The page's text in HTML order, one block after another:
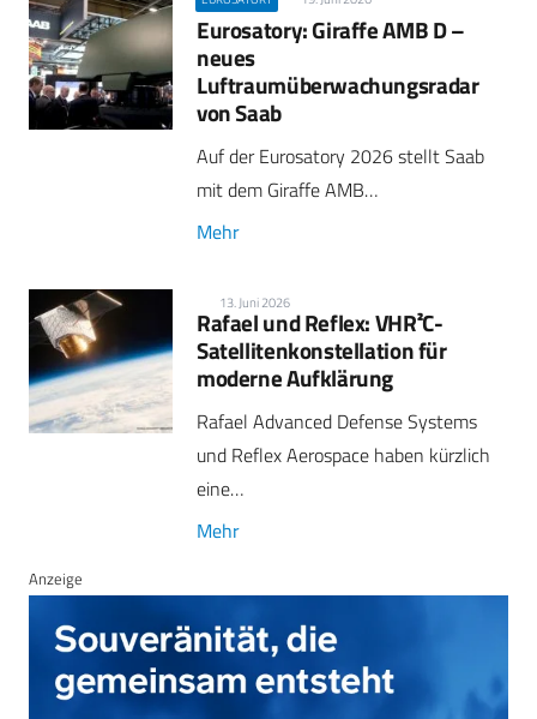
Eurosatory: Giraffe AMB D –
neues
Luftraumüberwachungsradar
von Saab
Auf der Eurosatory 2026 stellt Saab
mit dem Giraffe AMB…
Mehr
13. Juni 2026
Rafael und Reflex: VHR²C-
Satellitenkonstellation für
moderne Aufklärung
Rafael Advanced Defense Systems
und Reflex Aerospace haben kürzlich
eine…
Mehr
Anzeige